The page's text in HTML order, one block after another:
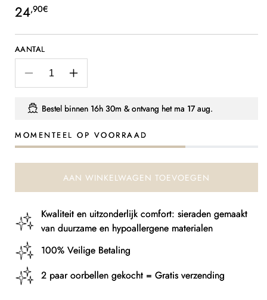
Normale
prijs
24,90€
AANTAL
Aantal
verlagen
voor
Disney
Oorbellen
Aantal
verhogen
voor
Disney
Oorbellen
Bestel binnen 16h 30m & ontvang het ma 17 aug.
MOMENTEEL OP VOORRAAD
AAN WINKELWAGEN TOEVOEGEN
Kwaliteit en uitzonderlijk comfort: sieraden gemaakt
van duurzame en hypoallergene materialen
100% Veilige Betaling
2 paar oorbellen gekocht = Gratis verzending